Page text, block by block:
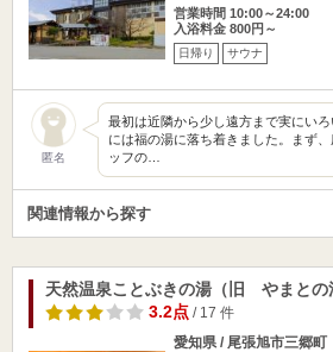
営業時間 10:00～24:00
入浴料金 800円～
日帰り サウナ
匿名
最初は近隣から少し遠方まで実にい
には福の湯に落ち着きました。まず
ッフの…
関連情報から探す
天然温泉ことぶきの湯（旧 やまとの
3.2点/ 17 件
愛知県 / 尾張旭市三郷町